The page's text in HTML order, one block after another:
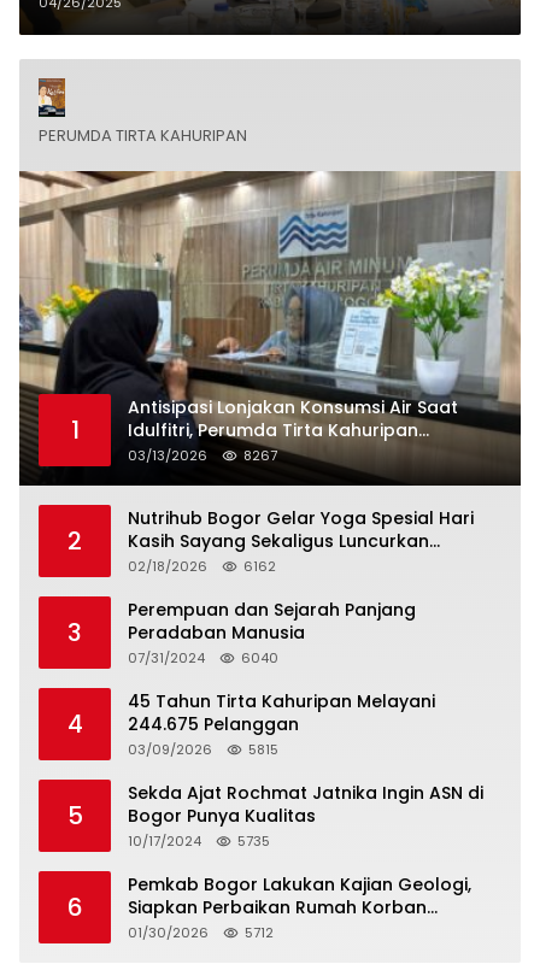
PERUMDA TIRTA KAHURIPAN
1
Antisipasi Lonjakan Konsumsi Air Saat
Idulfitri, Perumda Tirta Kahuripan
Berlakukan Status Siaga Lebaran
03/13/2026 8267
2
Nutrihub Bogor Gelar Yoga Spesial Hari
Kasih Sayang Sekaligus Luncurkan
Tropicana Slim Beras Porang Golden Ube
02/18/2026 6162
3
Perempuan dan Sejarah Panjang
Peradaban Manusia
07/31/2024 6040
4
45 Tahun Tirta Kahuripan Melayani
244.675 Pelanggan
03/09/2026 5815
5
Sekda Ajat Rochmat Jatnika Ingin ASN di
Bogor Punya Kualitas
10/17/2024 5735
6
Pemkab Bogor Lakukan Kajian Geologi,
Siapkan Perbaikan Rumah Korban
Pergeseran Tanah
01/30/2026 5712